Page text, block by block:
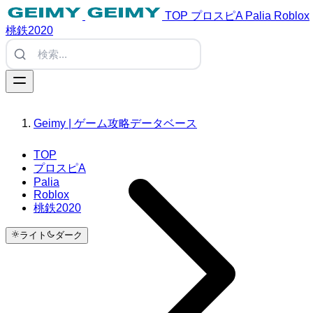
TOP プロスピA Palia Roblox
桃鉄2020
TOP
プロスピA
Palia
Roblox
桃鉄2020
ライト ダーク
Geimy | ゲーム攻略データベース